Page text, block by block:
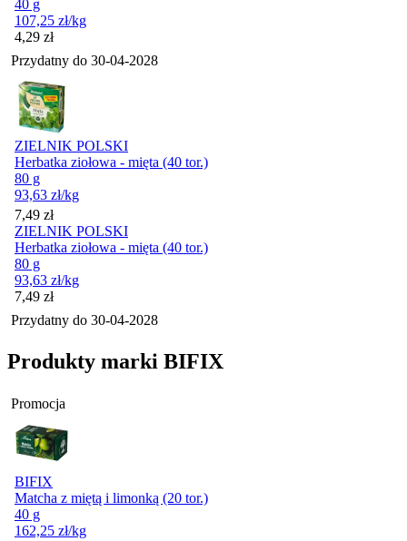
40 g
107,25 zł/kg
Cena
4,29 zł
Przydatny do 30-04-2028
ZIELNIK POLSKI
Herbatka ziołowa - mięta (40 tor.)
80 g
93,63 zł/kg
Cena
7,49 zł
ZIELNIK POLSKI
Herbatka ziołowa - mięta (40 tor.)
80 g
93,63 zł/kg
Cena
7,49 zł
Przydatny do 30-04-2028
Produkty marki BIFIX
Promocja
BIFIX
Matcha z miętą i limonką (20 tor.)
40 g
162,25 zł/kg